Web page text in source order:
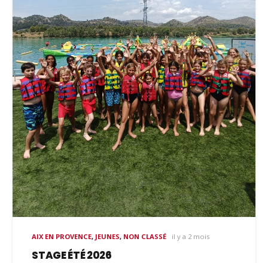
AIX EN PROVENCE, JEUNES, NON CLASSÉ il y a 2 mois
STAGE ÉTÉ 2026